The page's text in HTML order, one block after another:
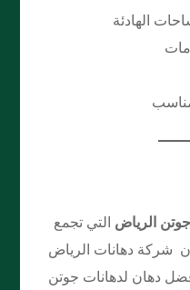
الهادئة
الرياض التي تجمع
فإن شركة دهانات الرياض
دهان لدهانات جوتن